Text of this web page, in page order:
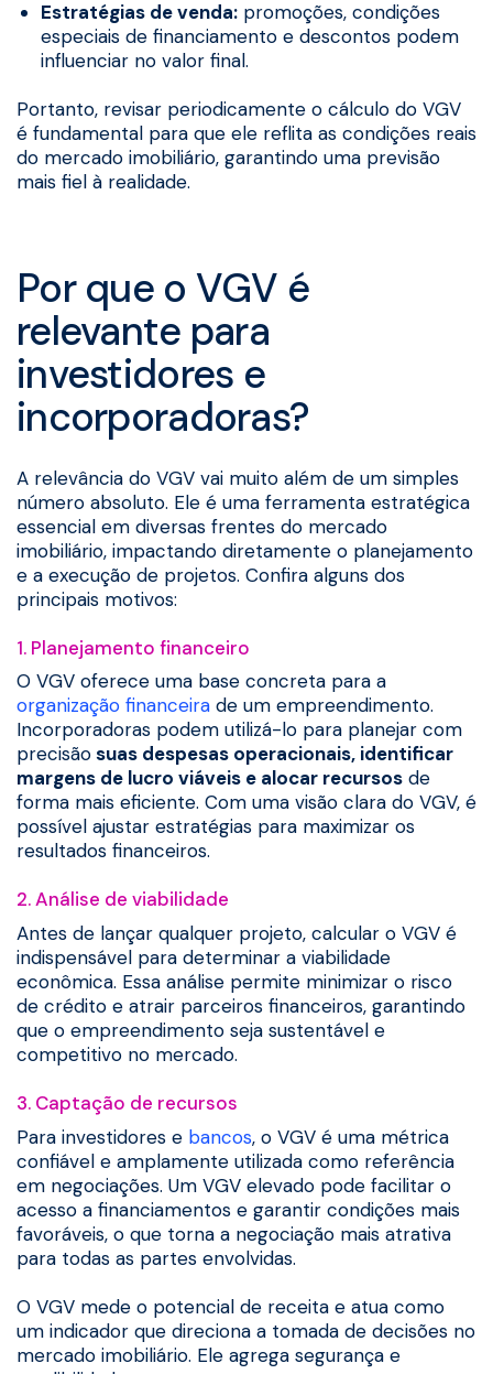
Estratégias de venda: promoções, condições
especiais de financiamento e descontos podem
influenciar no valor final.
Portanto, revisar periodicamente o cálculo do VGV
é fundamental para que ele reflita as condições reais
do mercado imobiliário, garantindo uma previsão
mais fiel à realidade.
Por que o VGV é
relevante para
investidores e
incorporadoras?
A relevância do VGV vai muito além de um simples
número absoluto. Ele é uma ferramenta estratégica
essencial em diversas frentes do mercado
imobiliário, impactando diretamente o planejamento
e a execução de projetos. Confira alguns dos
principais motivos:
1. Planejamento financeiro
O VGV oferece uma base concreta para a
organização financeira de um empreendimento.
Incorporadoras podem utilizá-lo para planejar com
precisãosuas despesas operacionais, identificar
margens de lucro viáveis e alocar recursos de
forma mais eficiente. Com uma visão clara do VGV, é
possível ajustar estratégias para maximizar os
resultados financeiros.
2. Análise de viabilidade
Antes de lançar qualquer projeto, calcular o VGV é
indispensável para determinar a viabilidade
econômica. Essa análise permite minimizar o risco
de crédito e atrair parceiros financeiros, garantindo
que o empreendimento seja sustentável e
competitivo no mercado.
3. Captação de recursos
Para investidores e bancos, o VGV é uma métrica
confiável e amplamente utilizada como referência
em negociações. Um VGV elevado pode facilitar o
acesso a financiamentos e garantir condições mais
favoráveis, o que torna a negociação mais atrativa
para todas as partes envolvidas.
O VGV mede o potencial de receita e atua como
um indicador que direciona a tomada de decisões no
mercado imobiliário. Ele agrega segurança e